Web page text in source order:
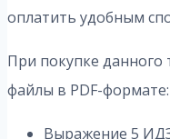
оплатить удобным
При покупке
файлы в PDF-формате:
Выражение 5